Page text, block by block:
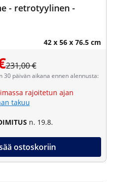
- retrotyylinen -
42 x 56 x 76.5 cm
231,00 €
30 päivän aikana ennen alennusta:
rajoitetun ajan
takuu
n. 19.8.
ostoskoriin